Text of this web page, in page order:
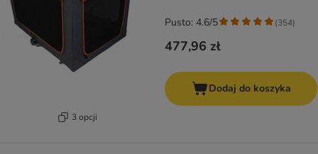
3 opcji
477,96 zł
Pusto: 4.6/5 (354)
Dodaj do koszyka